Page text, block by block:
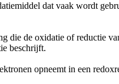
dat vaak wordt
die de oxidatie of reductie
beschrijft.
opneemt in een